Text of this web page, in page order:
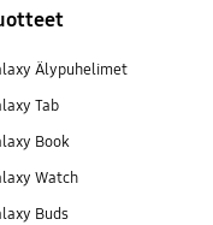
Älypuhelimet
Tab
Book
Watch
Buds